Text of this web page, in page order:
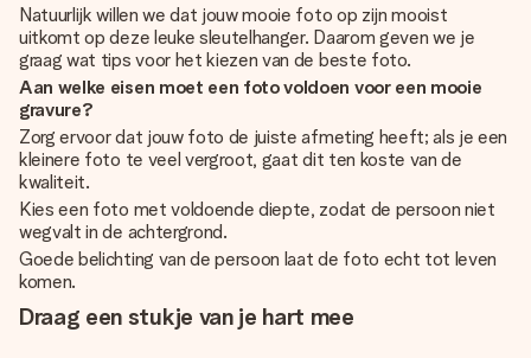
Natuurlijk willen we dat jouw mooie foto op zijn mooist
uitkomt op deze leuke sleutelhanger. Daarom geven we je
graag wat tips voor het kiezen van de beste foto.
Aan welke eisen moet een foto voldoen voor een mooie
gravure?
Zorg ervoor dat jouw foto de juiste afmeting heeft; als je een
kleinere foto te veel vergroot, gaat dit ten koste van de
kwaliteit.
Kies een foto met voldoende diepte, zodat de persoon niet
wegvalt in de achtergrond.
Goede belichting van de persoon laat de foto echt tot leven
komen.
Draag een stukje van je hart mee